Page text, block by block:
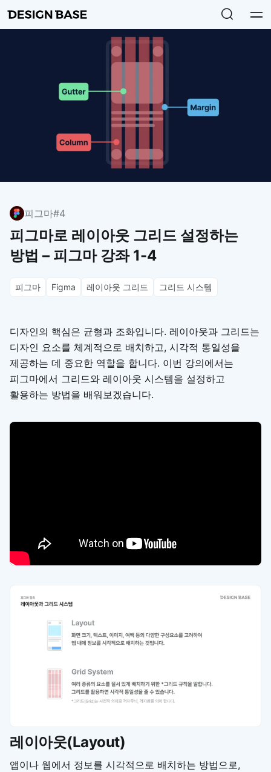
피그마#4
피그마로 레이아웃 그리드 설정하는
방법 – 피그마 강좌 1-4
피그마 Figma 레이아웃 그리드 그리드 시스템
디자인의 핵심은 균형과 조화입니다. 레이아웃과 그리드는
디자인 요소를 체계적으로 배치하고, 시각적 통일성을
제공하는 데 중요한 역할을 합니다. 이번 강의에서는
피그마에서 그리드와 레이아웃 시스템을 설정하고
활용하는 방법을 배워보겠습니다.
레이아웃(Layout)
앱이나 웹에서 정보를 시각적으로 배치하는 방법으로,